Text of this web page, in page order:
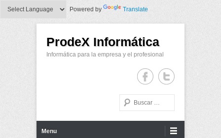
Powered by Translate
ProdeX Informática
Informática para la empresa y el profesional
Buscar
Menu